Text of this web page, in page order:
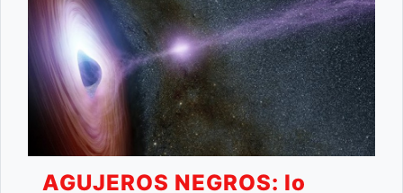
AGUJEROS NEGROS: lo